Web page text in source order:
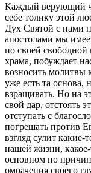
Каждый верующий
себе толику этой
Дух Святой с нами
апостолами мы
по своей свободной
храма, побуждает
возносить молитвы
уже есть та основа,
взращивать. Но на
свой дар, отстоять
отступать с
погрешать против
взгляд сулит
нашей жизни,
основном по
омрачения своего